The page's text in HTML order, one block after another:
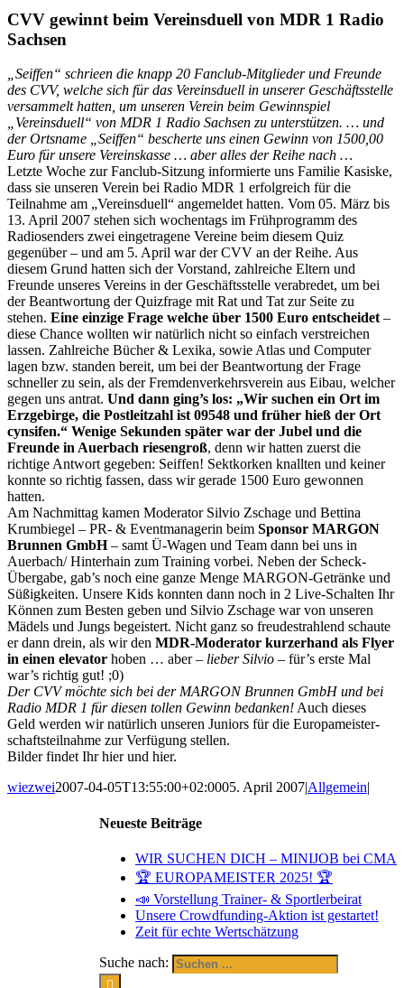
CVV gewinnt beim Vereinsduell von MDR 1 Radio
Sachsen
„Seiffen“ schrieen die knapp 20 Fanclub-Mitglieder und Freunde
des CVV, welche sich für das Vereinsduell in unserer Geschäftsstelle
versammelt hatten, um unseren Verein beim Gewinnspiel
„Vereinsduell“ von MDR 1 Radio Sachsen zu unterstützen. … und
der Ortsname „Seiffen“ bescherte uns einen Gewinn von 1500,00
Euro für unsere Vereinskasse … aber alles der Reihe nach …
Letzte Woche zur Fanclub-Sitzung informierte uns Familie Kasiske,
dass sie unseren Verein bei Radio MDR 1 erfolgreich für die
Teilnahme am „Vereinsduell“ angemeldet hatten. Vom 05. März bis
13. April 2007 stehen sich wochentags im Frühprogramm des
Radiosenders zwei eingetragene Vereine beim diesem Quiz
gegenüber – und am 5. April war der CVV an der Reihe. Aus
diesem Grund hatten sich der Vorstand, zahlreiche Eltern und
Freunde unseres Vereins in der Geschäftsstelle verabredet, um bei
der Beantwortung der Quizfrage mit Rat und Tat zur Seite zu
stehen. Eine einzige Frage welche über 1500 Euro entscheidet–
diese Chance wollten wir natürlich nicht so einfach verstreichen
lassen. Zahlreiche Bücher & Lexika, sowie Atlas und Computer
lagen bzw. standen bereit, um bei der Beantwortung der Frage
schneller zu sein, als der Fremdenverkehrsverein aus Eibau, welcher
gegen uns antrat. Und dann ging’s los: „Wir suchen ein Ort im
Erzgebirge, die Postleitzahl ist 09548 und früher hieß der Ort
cynsifen.“ Wenige Sekunden später war der Jubel und die
Freunde in Auerbach riesengroß, denn wir hatten zuerst die
richtige Antwort gegeben: Seiffen! Sektkorken knallten und keiner
konnte so richtig fassen, dass wir gerade 1500 Euro gewonnen
hatten.
Am Nachmittag kamen Moderator Silvio Zschage und Bettina
Krumbiegel – PR- & Eventmanagerin beim Sponsor MARGON
Brunnen GmbH– samt Ü-Wagen und Team dann bei uns in
Auerbach/ Hinterhain zum Training vorbei. Neben der Scheck-
Übergabe, gab’s noch eine ganze Menge MARGON-Getränke und
Süßigkeiten. Unsere Kids konnten dann noch in 2 Live-Schalten Ihr
Können zum Besten geben und Silvio Zschage war von unseren
Mädels und Jungs begeistert. Nicht ganz so freudestrahlend schaute
er dann drein, als wir den MDR-Moderator kurzerhand als Flyer
in einen elevator hoben … aber – lieber Silvio – für’s erste Mal
war’s richtig gut! ;0)
Der CVV möchte sich bei derMARGON Brunnen GmbH und bei
Radio MDR 1 für diesen tollen Gewinn bedanken!Auch dieses
Geld werden wir natürlich unseren Juniors für die Europameister-
schaftsteilnahme zur Verfügung stellen.
Bilder findet Ihrhier und hier.
wiezwei2007-04-05T13:55:00+02:0005. April 2007|Allgemein|
Neueste Beiträge
WIR SUCHEN DICH – MINIJOB bei CMA
🏆 EUROPAMEISTER 2025! 🏆
📣 Vorstellung Trainer- & Sportlerbeirat
Unsere Crowdfunding-Aktion ist gestartet!
Zeit für echte Wertschätzung
Suche nach: